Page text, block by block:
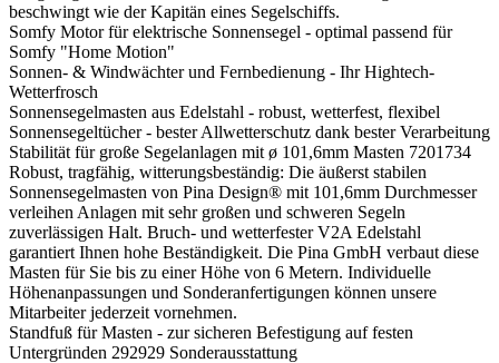
beschwingt wie der Kapitän eines Segelschiffs.
Somfy Motor für elektrische Sonnensegel - optimal passend für
Somfy "Home Motion"
Sonnen- & Windwächter und Fernbedienung - Ihr Hightech-
Wetterfrosch
Sonnensegelmasten aus Edelstahl - robust, wetterfest, flexibel
Sonnensegeltücher - bester Allwetterschutz dank bester Verarbeitung
Stabilität für große Segelanlagen mit ø 101,6mm Masten 7201734
Robust, tragfähig, witterungsbeständig: Die äußerst stabilen
Sonnensegelmasten von Pina Design® mit 101,6mm Durchmesser
verleihen Anlagen mit sehr großen und schweren Segeln
zuverlässigen Halt. Bruch- und wetterfester V2A Edelstahl
garantiert Ihnen hohe Beständigkeit. Die Pina GmbH verbaut diese
Masten für Sie bis zu einer Höhe von 6 Metern. Individuelle
Höhenanpassungen und Sonderanfertigungen können unsere
Mitarbeiter jederzeit vornehmen.
Standfuß für Masten - zur sicheren Befestigung auf festen
Untergründen 292929 Sonderausstattung